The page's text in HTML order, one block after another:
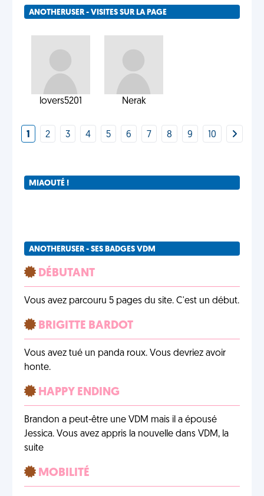
ANOTHERUSER - VISITES SUR LA PAGE
lovers5201 Nerak
1 2 3 4 5 6 7 8 9 10
MIAOUTÉ !
ANOTHERUSER - SES BADGES VDM
DÉBUTANT
Vous avez parcouru 5 pages du site. C'est un début.
BRIGITTE BARDOT
Vous avez tué un panda roux. Vous devriez avoir
honte.
HAPPY ENDING
Brandon a peut-être une VDM mais il a épousé
Jessica. Vous avez appris la nouvelle dans VDM, la
suite
MOBILITÉ